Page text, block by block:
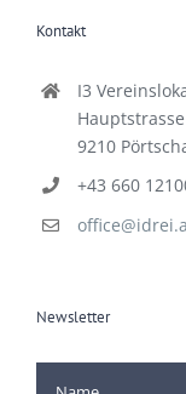
Kontakt
I3
9210
+43 660
Newsletter